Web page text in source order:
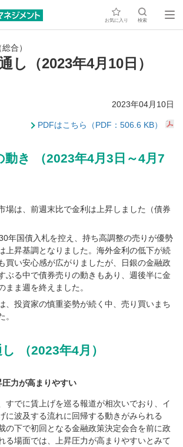
お気に入り 検索
合）
し（2023年4月10日）
2023年04月10日
PDFはこちら（PDF：506.6 KB）
動き （2023年4月3日～4月7
場は、前週末比で金利は上昇しました（債券
年国債入札を控え、持ち高調整の売りが優勢
上昇基調となりました。海外金利の低下が続
買い安心感が広がりましたが、日銀の金融政
ぶる中で債券売りの動きもあり、週後半に金
まま週を終えました。
、投資家の慎重姿勢が続く中、売り買いまち
。
（2023年4月）
力が高まりやすい
すでに賃上げを巡る報道が相次いでおり、イ
に波及する流れに回帰する動きがみられる
の下で初回となる金融政策決定会合を前に政
る場面では、上昇圧力が高まりやすいとみて